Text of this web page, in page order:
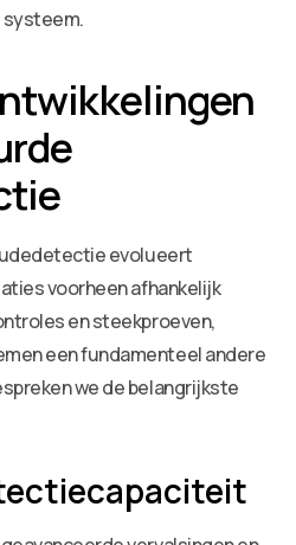
systeem.
evolueert
voorheen afhankelijk
en steekproeven,
een fundamenteel andere
we de belangrijkste